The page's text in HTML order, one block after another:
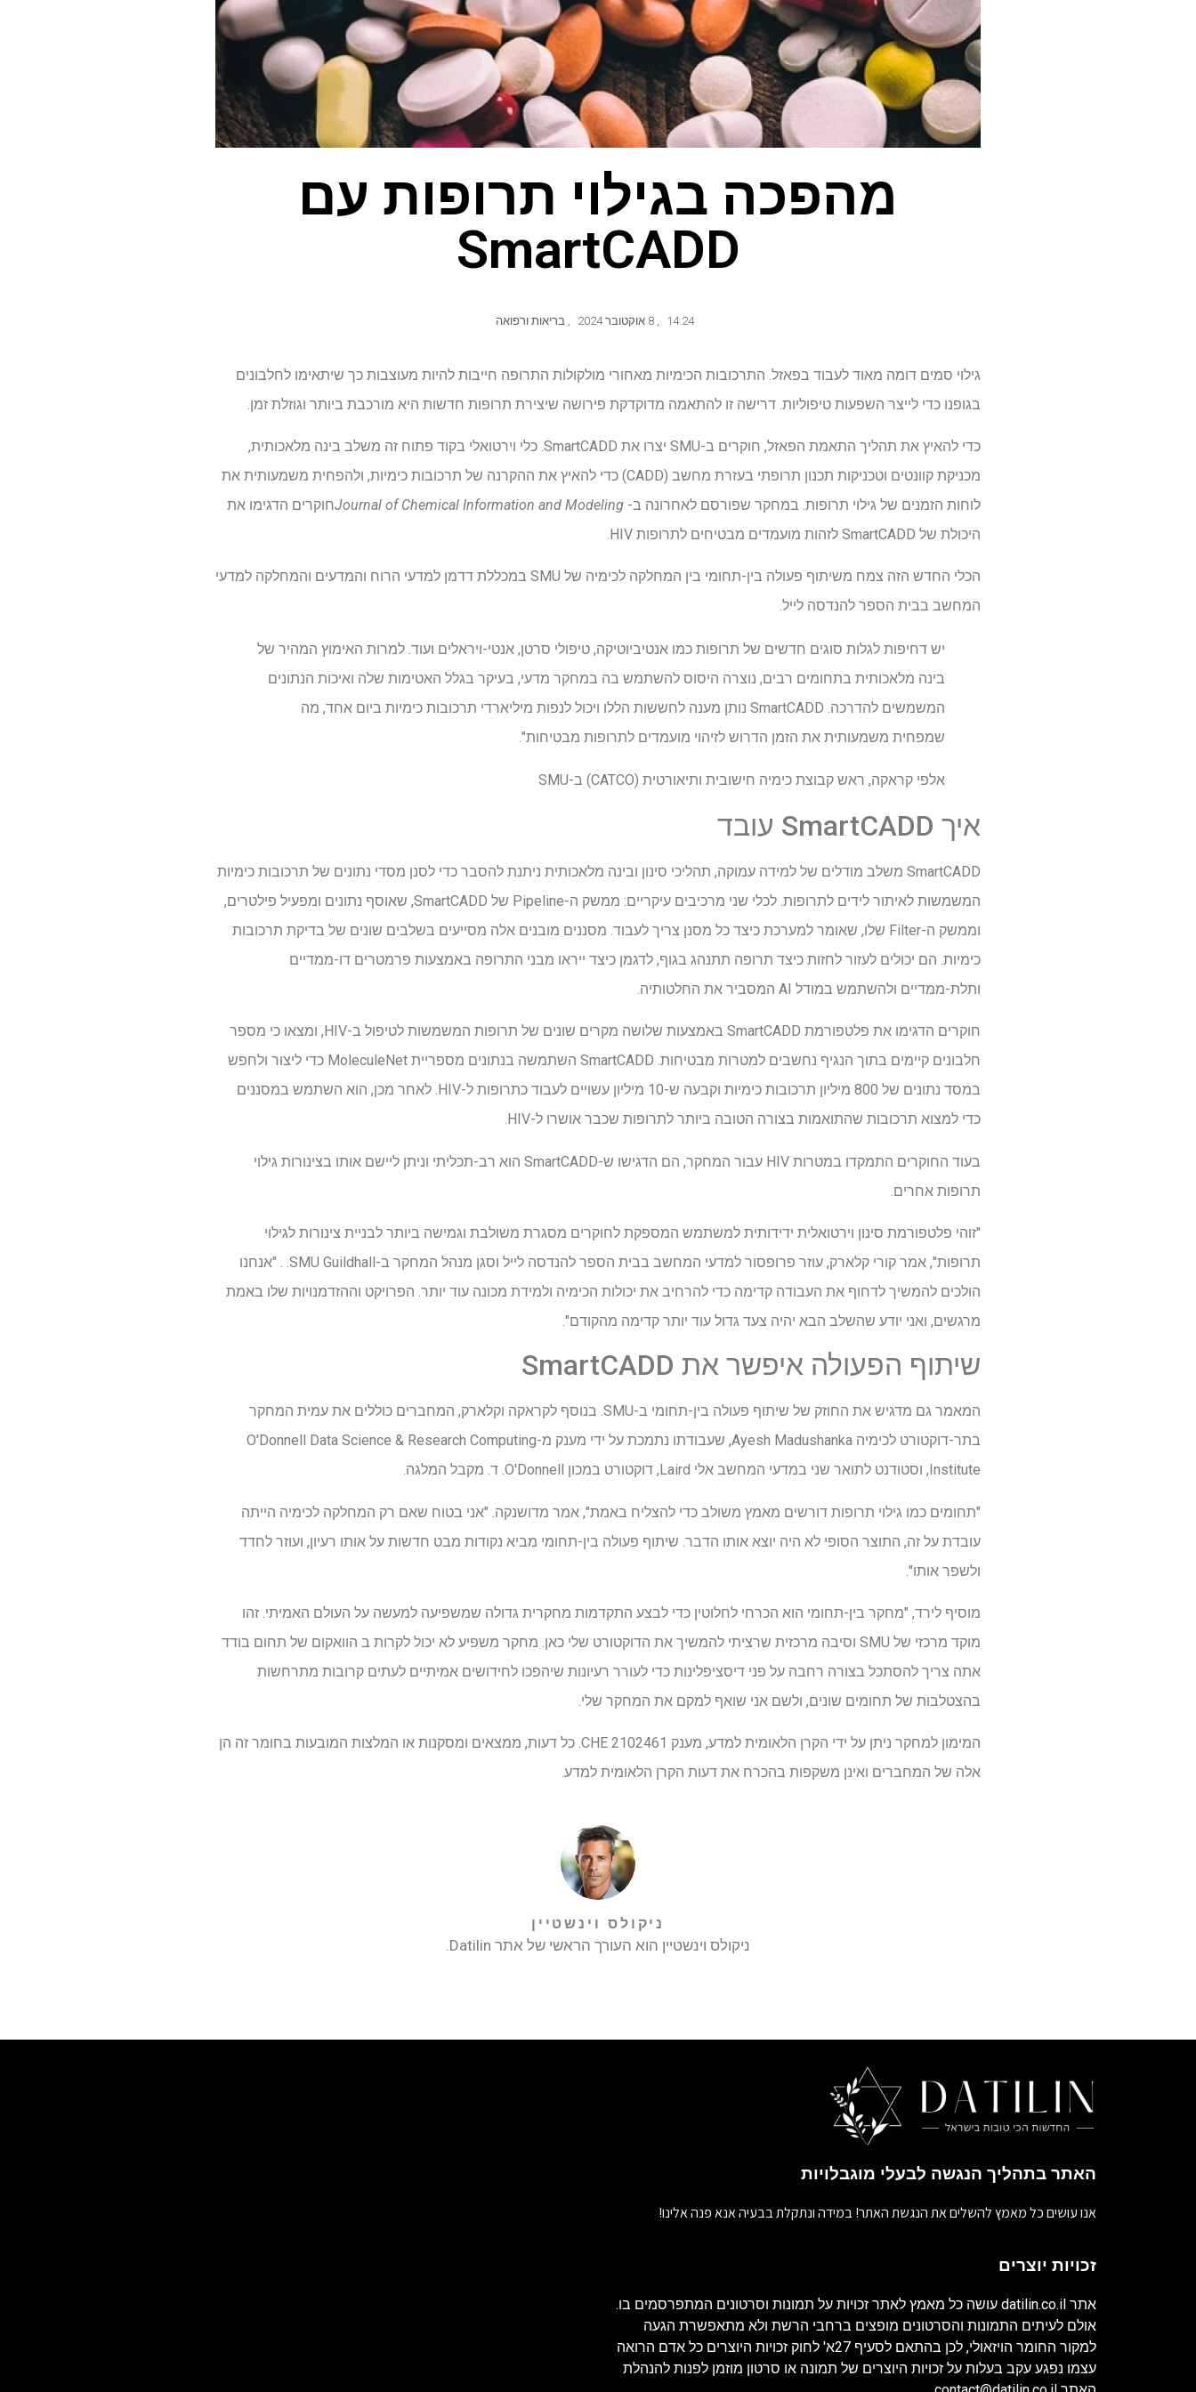
מהפכה בגילוי תרופות עם
SmartCADD
14:24
, 8 אוקטובר 2024 , בריאות ורפואה
גילוי סמים דומה מאוד לעבוד בפאזל. התרכובות הכימיות מאחורי מולקולות התרופה חייבות להיות מעוצבות כך שיתאימו לחלבונים
בגופנו כדי לייצר השפעות טיפוליות. דרישה זו להתאמה מדוקדקת פירושה שיצירת תרופות חדשות היא מורכבת ביותר וגוזלת זמן.
כדי להאיץ את תהליך התאמת הפאזל, חוקרים ב-SMU יצרו את SmartCADD. כלי וירטואלי בקוד פתוח זה משלב בינה מלאכותית,
מכניקת קוונטים וטכניקות תכנון תרופתי בעזרת מחשב (CADD) כדי להאיץ את ההקרנה של תרכובות כימיות, ולהפחית משמעותית את
לוחות הזמנים של גילוי תרופות. במחקר שפורסם לאחרונה ב- Journal of Chemical Information and Modelingחוקרים הדגימו את
היכולת של SmartCADD לזהות מועמדים מבטיחים לתרופות HIV.
הכלי החדש הזה צמח משיתוף פעולה בין-תחומי בין המחלקה לכימיה של SMU במכללת דדמן למדעי הרוח והמדעים והמחלקה למדעי
המחשב בבית הספר להנדסה לייל.
יש דחיפות לגלות סוגים חדשים של תרופות כמו אנטיביוטיקה, טיפולי סרטן, אנטי-ויראלים ועוד. למרות האימוץ המהיר של
בינה מלאכותית בתחומים רבים, נוצרה היסוס להשתמש בה במחקר מדעי, בעיקר בגלל האטימות שלה ואיכות הנתונים
המשמשים להדרכה. SmartCADD נותן מענה לחששות הללו ויכול לנפות מיליארדי תרכובות כימיות ביום אחד, מה
שמפחית משמעותית את הזמן הדרוש לזיהוי מועמדים לתרופות מבטיחות".
אלפי קראקה, ראש קבוצת כימיה חישובית ותיאורטית (CATCO) ב-SMU
איך SmartCADD עובד
SmartCADD משלב מודלים של למידה עמוקה, תהליכי סינון ובינה מלאכותית ניתנת להסבר כדי לסנן מסדי נתונים של תרכובות כימיות
המשמשות לאיתור לידים לתרופות. לכלי שני מרכיבים עיקריים: ממשק ה-Pipeline של SmartCADD, שאוסף נתונים ומפעיל פילטרים,
וממשק ה-Filter שלו, שאומר למערכת כיצד כל מסנן צריך לעבוד. מסננים מובנים אלה מסייעים בשלבים שונים של בדיקת תרכובות
כימיות. הם יכולים לעזור לחזות כיצד תרופה תתנהג בגוף, לדגמן כיצד ייראו מבני התרופה באמצעות פרמטרים דו-ממדיים
ותלת-ממדיים ולהשתמש במודל AI המסביר את החלטותיה.
חוקרים הדגימו את פלטפורמת SmartCADD באמצעות שלושה מקרים שונים של תרופות המשמשות לטיפול ב-HIV, ומצאו כי מספר
חלבונים קיימים בתוך הנגיף נחשבים למטרות מבטיחות. SmartCADD השתמשה בנתונים מספריית MoleculeNet כדי ליצור ולחפש
במסד נתונים של 800 מיליון תרכובות כימיות וקבעה ש-10 מיליון עשויים לעבוד כתרופות ל-HIV. לאחר מכן, הוא השתמש במסננים
כדי למצוא תרכובות שהתואמות בצורה הטובה ביותר לתרופות שכבר אושרו ל-HIV.
בעוד החוקרים התמקדו במטרות HIV עבור המחקר, הם הדגישו ש-SmartCADD הוא רב-תכליתי וניתן ליישם אותו בצינורות גילוי
תרופות אחרים.
"זוהי פלטפורמת סינון וירטואלית ידידותית למשתמש המספקת לחוקרים מסגרת משולבת וגמישה ביותר לבניית צינורות לגילוי
תרופות", אמר קורי קלארק, עוזר פרופסור למדעי המחשב בבית הספר להנדסה לייל וסגן מנהל המחקר ב-SMU Guildhall. . "אנחנו
הולכים להמשיך לדחוף את העבודה קדימה כדי להרחיב את יכולות הכימיה ולמידת מכונה עוד יותר. הפרויקט וההזדמנויות שלו באמת
מרגשים, ואני יודע שהשלב הבא יהיה צעד גדול עוד יותר קדימה מהקודם".
שיתוף הפעולה איפשר את SmartCADD
המאמר גם מדגיש את החוזק של שיתוף פעולה בין-תחומי ב-SMU. בנוסף לקראקה וקלארק, המחברים כוללים את עמית המחקר
בתר-דוקטורט לכימיה Ayesh Madushanka, שעבודתו נתמכת על ידי מענק מ-O'Donnell Data Science & Research Computing
Institute, וסטודנט לתואר שני במדעי המחשב אלי Laird, דוקטורט במכון O'Donnell. ד. מקבל המלגה.
"תחומים כמו גילוי תרופות דורשים מאמץ משולב כדי להצליח באמת", אמר מדושנקה. "אני בטוח שאם רק המחלקה לכימיה הייתה
עובדת על זה, התוצר הסופי לא היה יוצא אותו הדבר. שיתוף פעולה בין-תחומי מביא נקודות מבט חדשות על אותו רעיון, ועוזר לחדד
ולשפר אותו".
מוסיף לירד, "מחקר בין-תחומי הוא הכרחי לחלוטין כדי לבצע התקדמות מחקרית גדולה שמשפיעה למעשה על העולם האמיתי. זהו
מוקד מרכזי של SMU וסיבה מרכזית שרציתי להמשיך את הדוקטורט שלי כאן. מחקר משפיע לא יכול לקרות ב הוואקום של תחום בודד
אתה צריך להסתכל בצורה רחבה על פני דיסציפלינות כדי לעורר רעיונות שיהפכו לחידושים אמיתיים לעתים קרובות מתרחשות
בהצטלבות של תחומים שונים, ולשם אני שואף למקם את המחקר שלי.
המימון למחקר ניתן על ידי הקרן הלאומית למדע, מענק CHE 2102461. כל דעות, ממצאים ומסקנות או המלצות המובעות בחומר זה הן
אלה של המחברים ואינן משקפות בהכרח את דעות הקרן הלאומית למדע.
ניקולס וינשטיין
ניקולס וינשטיין הוא העורך הראשי של אתר Datilin.
האתר בתהליך הנגשה לבעלי מוגבלויות
אנו עושים כל מאמץ להשלים את הנגשת האתר! במידה ונתקלת בבעיה אנא פנה אלינו!
זכויות יוצרים
אתר datilin.co.il עושה כל מאמץ לאתר זכויות על תמונות וסרטונים המתפרסמים בו.
אולם לעיתים התמונות והסרטונים מופצים ברחבי הרשת ולא מתאפשרת הגעה
למקור החומר הויזאולי, לכן בהתאם לסעיף 27א' לחוק זכויות היוצרים כל אדם הרואה
עצמו נפגע עקב בעלות על זכויות היוצרים של תמונה או סרטון מוזמן לפנות להנהלת